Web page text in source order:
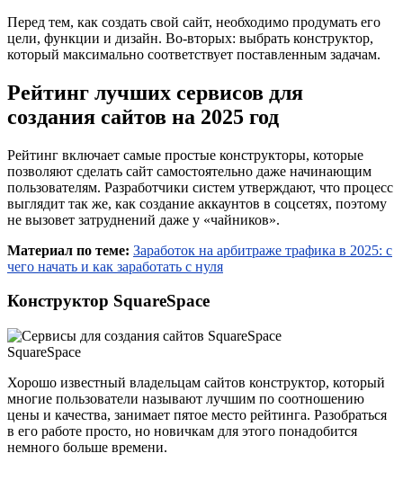
Перед тем, как создать свой сайт, необходимо продумать его
цели, функции и дизайн. Во-вторых: выбрать конструктор,
который максимально соответствует поставленным задачам.
Рейтинг лучших сервисов для
создания сайтов на 2025 год
Рейтинг включает самые простые конструкторы, которые
позволяют сделать сайт самостоятельно даже начинающим
пользователям. Разработчики систем утверждают, что процесс
выглядит так же, как создание аккаунтов в соцсетях, поэтому
не вызовет затруднений даже у «чайников».
Материал по теме: Заработок на арбитраже трафика в 2025: с
чего начать и как заработать с нуля
Конструктор SquareSpace
SquareSpace
Хорошо известный владельцам сайтов конструктор, который
многие пользователи называют лучшим по соотношению
цены и качества, занимает пятое место рейтинга. Разобраться
в его работе просто, но новичкам для этого понадобится
немного больше времени.